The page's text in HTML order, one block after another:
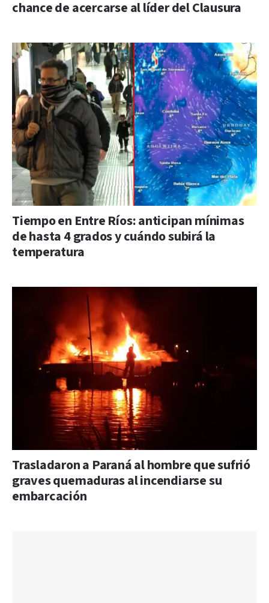
chance de acercarse al líder del Clausura
Tiempo en Entre Ríos: anticipan mínimas
de hasta 4 grados y cuándo subirá la
temperatura
Trasladaron a Paraná al hombre que sufrió
graves quemaduras al incendiarse su
embarcación